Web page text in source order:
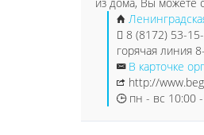
8 (8172) 53-
горячая линия
В карточке
http://
пн - вс 10:00